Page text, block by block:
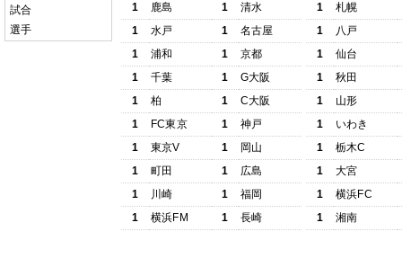
試合
選手
1 鹿島 1
清水
1
水戸 1
名古屋
1
浦和 1
京都
1
千葉 1
G大阪
1
柏 1
C大阪
1
FC東京 1
神戸
1
東京V 1
岡山
1
町田 1
広島
1
川崎 1
福岡
1
横浜FM 1 長崎
1
札幌
1
八戸
1
仙台
1
秋田
1
山形
1
いわき
1
栃木C
1
大宮
1
横浜FC
1
湘南